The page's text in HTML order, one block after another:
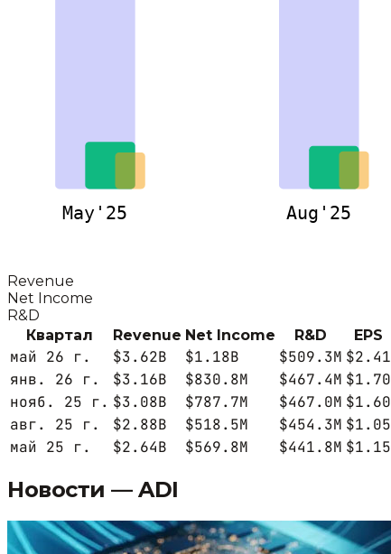
May'25 Aug'25
Revenue
Net Income
R&D
Квартал
Revenue Net Income R&D EPS
май 26 г. $3.62B $1.18B $509.3M $2.41
янв. 26 г.
$3.16B $830.8M $467.4M $1.70
нояб. 25 г. $3.08B $787.7M $467.0M $1.60
авг. 25 г.
$2.88B $518.5M $454.3M $1.05
май 25 г.
$2.64B $569.8M $441.8M $1.15
Новости —ADI